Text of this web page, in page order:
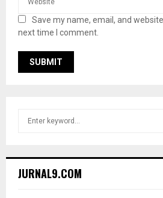
Save my name, email, and
next time I comment.
h
JURNAL9.COM